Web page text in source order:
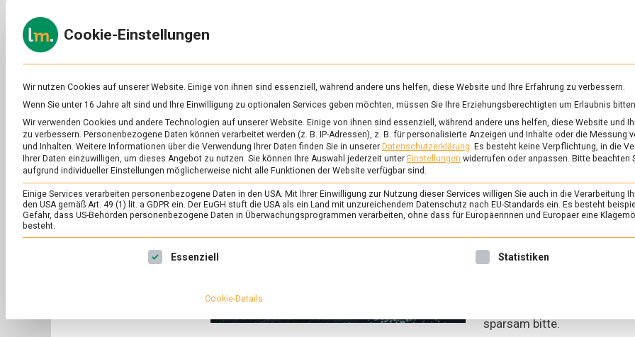
to
content
zu
&
Ernährung
SCHLAGWORT: PERSISCHE BLAUSALZ
ERNÄHRUNG & GESUNDHEIT/
Salz-Vielfalt: nicht nur
Streuer
Johannes
Salz macht nicht nur aus
Struktur das Essen
sparsam bitte.
Cookie-Einstellungen
Wir nutzen Cookies auf unserer Website. Einige von ihnen sind essenziell, während andere uns helfen, diese Website und Ihre Erfahrung zu verbessern.
Wenn Sie unter 16 Jahre alt sind und Ihre Einwilligung zu optionalen Services geben möchten, müssen Sie Ihre Erziehungsberechtigten um Erlaubnis
Wir verwenden Cookies und andere Technologien auf unserer Website. Einige von ihnen sind essenziell, während andere uns helfen, diese Website und
zu verbessern. Personenbezogene Daten können verarbeitet werden (z. B. IP-Adressen), z. B. für personalisierte Anzeigen und Inhalte oder die Messung
und Inhalten. Weitere Informationen über die Verwendung Ihrer Daten finden Sie in unserer Datenschutzerklärung. Es besteht keine Verpflichtung, in die
Ihrer Daten einzuwilligen, um dieses Angebot zu nutzen. Sie können Ihre Auswahl jederzeit unter Einstellungen widerrufen oder anpassen. Bitte beachten
aufgrund individueller Einstellungen möglicherweise nicht alle Funktionen der Website verfügbar sind.
Einige Services verarbeiten personenbezogene Daten in den USA. Mit Ihrer Einwilligung zur Nutzung dieser Services willigen Sie auch in die Verarbeitung
den USA gemäß Art. 49 (1) lit. a GDPR ein. Der EuGH stuft die USA als ein Land mit unzureichendem Datenschutz nach EU-Standards ein. Es besteht
Gefahr, dass US-Behörden personenbezogene Daten in Überwachungsprogrammen verarbeiten, ohne dass für Europäerinnen und Europäer eine
besteht.
Es folgt eine Liste der Service-Gruppen, für die eine Einwilligung erteilt werden kann. Die erste Service-Gruppe ist
Essenziell Statistiken
Cookie-Details